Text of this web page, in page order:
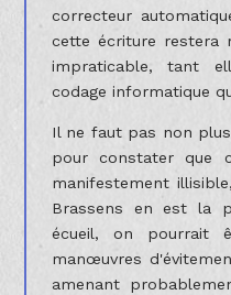
correcteur
cette écriture restera
impraticable, tant
codage informatique
Il ne faut pas non
pour constater que
manifestement
Brassens en est la
écueil, on pourrait
manœuvres
amenant